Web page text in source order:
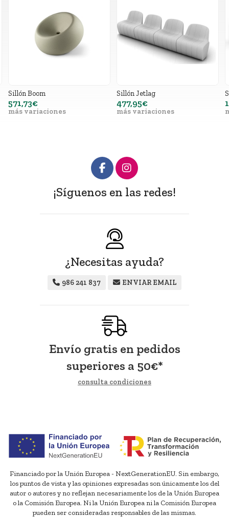
Sillón Boom
571,73€
más variaciones
Sillón Jetlag
477,95€
más variaciones
¡Síguenos en las redes!
¿Necesitas ayuda?
986 241 837 ENVIAR EMAIL
Envío gratis en pedidos
superiores a 50€*
consulta condiciones
Financiado por la Unión Europea - NextGenerationEU. Sin embargo,
los puntos de vista y las opiniones expresadas son únicamente los del
autor o autores y no reflejan necesariamente los de la Unión Europea
o la Comisión Europea. Ni la Unión Europea ni la Comisión Europea
pueden ser consideradas responsables de las mismas.